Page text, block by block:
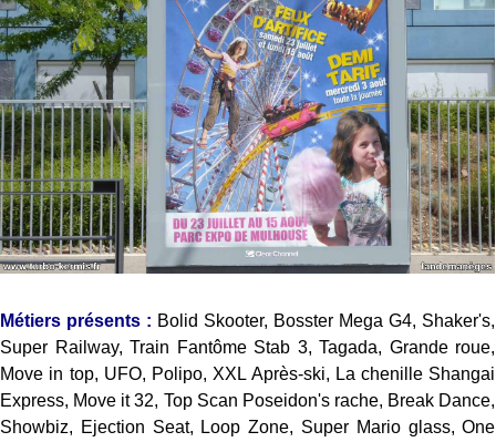
Métiers présents : Bolid Skooter, Bosster Mega G4, Shaker's,
Super Railway, Train Fantôme Stab 3, Tagada, Grande roue,
Move in top, UFO, Polipo, XXL Après-ski, La chenille Shangai
Express, Move it 32, Top Scan Poseidon's rache, Break Dance,
Showbiz, Ejection Seat, Loop Zone, Super Mario glass, One